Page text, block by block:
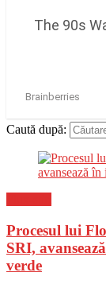
Caută după:
Procesul lui
SRI,
verde